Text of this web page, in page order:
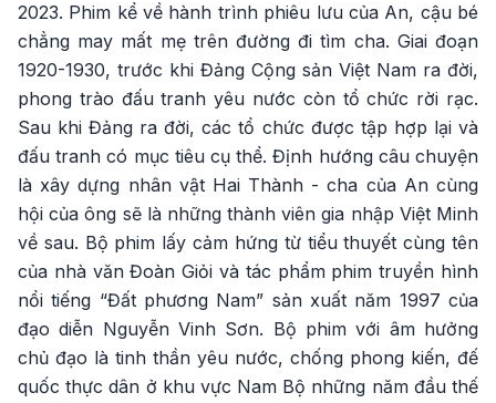
2023. Phim kể về hành trình phiêu lưu của An, cậu bé
chẳng may mất mẹ trên đường đi tìm cha. Giai đoạn
1920-1930, trước khi Đảng Cộng sản Việt Nam ra đời,
phong trào đấu tranh yêu nước còn tổ chức rời rạc.
Sau khi Đảng ra đời, các tổ chức được tập hợp lại và
đấu tranh có mục tiêu cụ thể. Định hướng câu chuyện
là xây dựng nhân vật Hai Thành - cha của An cùng
hội của ông sẽ là những thành viên gia nhập Việt Minh
về sau. Bộ phim lấy cảm hứng từ tiểu thuyết cùng tên
của nhà văn Đoàn Giỏi và tác phẩm phim truyền hình
nổi tiếng “Đất phương Nam” sản xuất năm 1997 của
đạo diễn Nguyễn Vinh Sơn. Bộ phim với âm hưởng
chủ đạo là tinh thần yêu nước, chống phong kiến, đế
quốc thực dân ở khu vực Nam Bộ những năm đầu thế